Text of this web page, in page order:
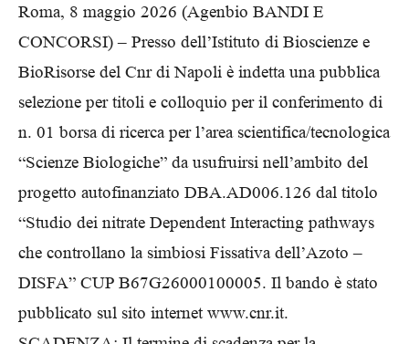
Roma, 8 maggio 2026 (Agenbio BANDI E
CONCORSI) – Presso dell’Istituto di Bioscienze e
BioRisorse del Cnr di Napoli è indetta una pubblica
selezione per titoli e colloquio per il conferimento di
n. 01 borsa di ricerca per l’area scientifica/tecnologica
“Scienze Biologiche” da usufruirsi nell’ambito del
progetto autofinanziato DBA.AD006.126 dal titolo
“Studio dei nitrate Dependent Interacting pathways
che controllano la simbiosi Fissativa dell’Azoto –
DISFA” CUP B67G26000100005. Il bando è stato
pubblicato sul sito internet www.cnr.it.